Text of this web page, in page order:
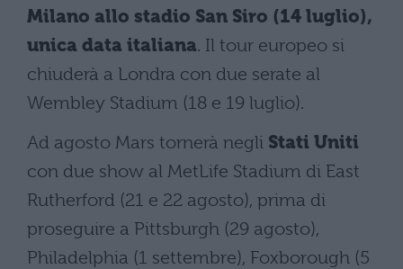
Milano allo stadio San Siro (14 luglio),
unica data italiana. Il tour europeo si
chiuderà a Londra con due serate al
Wembley Stadium (18 e 19 luglio).
Ad agosto Mars tornerà negli Stati Uniti
con due show al MetLife Stadium di East
Rutherford (21 e 22 agosto), prima di
proseguire a Pittsburgh (29 agosto),
Philadelphia (1 settembre), Foxborough (5